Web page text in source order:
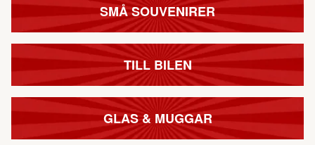
SMÅ SOUVENIRER
TILL BILEN
GLAS & MUGGAR